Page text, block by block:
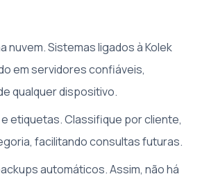
nuvem. Sistemas ligados à Kolek
em servidores confiáveis,
qualquer dispositivo.
etiquetas. Classifique por cliente,
facilitando consultas futuras.
automáticos. Assim, não há